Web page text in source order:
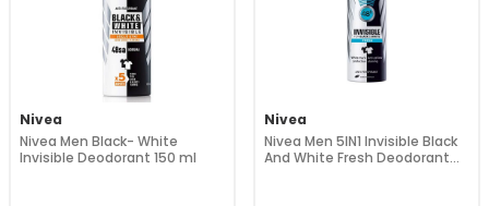
Nivea
Nivea Men Black- White
Invisible Deodorant 150 ml
Nivea
Nivea Men 5IN1 Invisible Black
And White Fresh Deodorant